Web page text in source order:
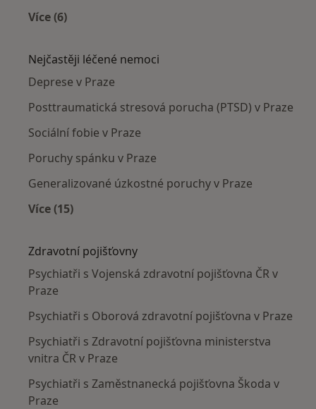
Více (6)
Nejčastěji léčené nemoci
Deprese v Praze
Posttraumatická stresová porucha (PTSD) v Praze
Sociální fobie v Praze
Poruchy spánku v Praze
Generalizované úzkostné poruchy v Praze
Více (15)
Zdravotní pojišťovny
Psychiatři s Vojenská zdravotní pojišťovna ČR v
Praze
Psychiatři s Oborová zdravotní pojišťovna v Praze
Psychiatři s Zdravotní pojišťovna ministerstva
vnitra ČR v Praze
Psychiatři s Zaměstnanecká pojišťovna Škoda v
Praze